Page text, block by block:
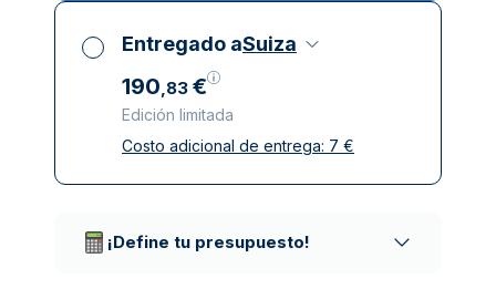
Entregado aSuiza
190,83 €
Edición limitada
Impuestos incluidos
Costo adicional de entrega: 7 €
¡Define tu presupuesto!